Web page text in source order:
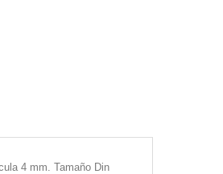
4 mm. Tamaño Din